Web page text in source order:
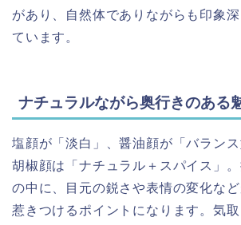
があり、自然体でありながらも印象
ています。
ナチュラルながら奥行きのある
塩顔が「淡白」、醤油顔が「バランス
胡椒顔は「ナチュラル＋スパイス」
の中に、目元の鋭さや表情の変化な
惹きつけるポイントになります。気